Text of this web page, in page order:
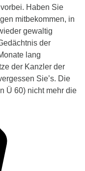
Haben Sie
mitbekommen, in
gewaltig
der
lang
der Kanzler der
Sie’s. Die
Ü 60) nicht mehr die